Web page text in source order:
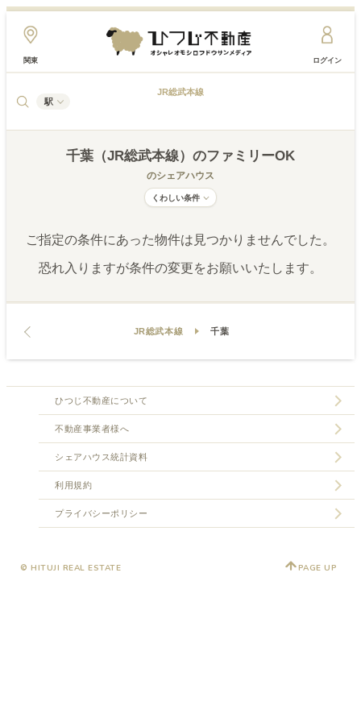
関東 ログイン
駅
JR総武本線
千葉（JR総武本線） のファミリーOK
のシェアハウス
くわしい条件
ご指定の条件にあった物件は見つかりませんでした。
恐れ入りますが条件の変更をお願いいたします。
JR総武本線 千葉
ひつじ不動産について
不動産事業者様へ
シェアハウス統計資料
利用規約
プライバシーポリシー
© HITUJI REAL ESTATE PAGE UP